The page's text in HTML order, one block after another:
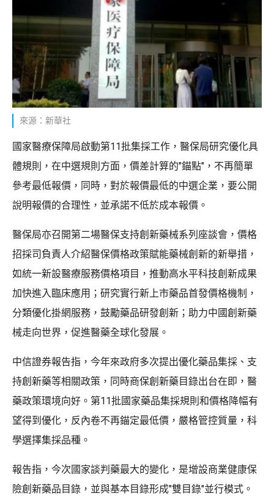
來源：新華社
國家醫療保障局啟動第11批集採工作，醫保局研究優化具
體規則，在中選規則方面，價差計算的"錨點"，不再簡單
參考最低報價，同時，對於報價最低的中選企業，要公開
說明報價的合理性，並承諾不低於成本報價。
醫保局亦召開第二場醫保支持創新藥械系列座談會，價格
招採司負責人介紹醫保價格政策賦能藥械創新的新舉措，
如統一新設醫療服務價格項目，推動高水平科技創新成果
加快進入臨床應用；研究實行新上市藥品首發價格機制，
分類優化掛網服務，鼓勵藥品研發創新；助力中國創新藥
械走向世界，促進醫藥全球化發展。
中信證券報告指，今年來政府多次提出優化藥品集採、支
持創新藥等相關政策，同時商保創新藥目錄出台在即，醫
藥政策環境向好。第11批國家藥品集採規則和價格降幅有
望得到優化，反內卷不再錨定最低價，嚴格管控質量，科
學選擇集採品種。
報告指，今次國家談判藥最大的變化，是增設商業健康保
險創新藥品目錄，並與基本目錄形成"雙目錄"並行模式。